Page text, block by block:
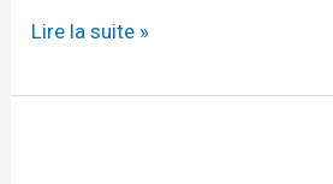
Lire la suite »